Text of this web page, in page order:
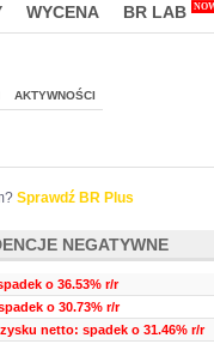
WYCENA BR LAB
AKTYWNOŚCI
Sprawdź BR Plus
NEGATYWNE
o 36.53% r/r
o 30.73% r/r
netto: spadek o 31.46% r/r